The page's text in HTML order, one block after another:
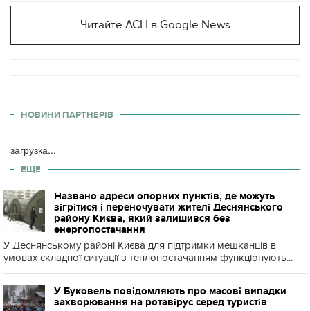
Читайте АСН в Google News
НОВИНИ ПАРТНЕРІВ
загрузка...
ЕЩЕ
Названо адреси опорних пунктів, де можуть
зігрітися і переночувати жителі Деснянського
району Києва, який залишився без
енергопостачання
У Деснянському районі Києва для підтримки мешканців в
умовах складної ситуації з теплопостачанням функціонують...
У Буковель повідомляють про масові випадки
захворювання на ротавірус серед туристів